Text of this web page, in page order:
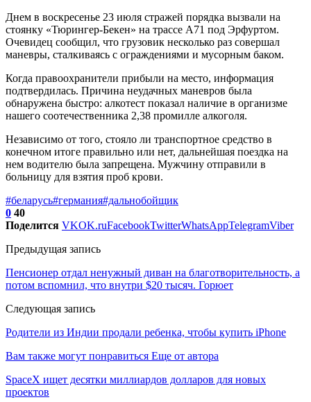
Днем в воскресенье 23 июля стражей порядка вызвали на
стоянку «Тюрингер-Бекен» на трассе А71 под Эрфуртом.
Очевидец сообщил, что грузовик несколько раз совершал
маневры, сталкиваясь с ограждениями и мусорным баком.
Когда правоохранители прибыли на место, информация
подтвердилась. Причина неудачных маневров была
обнаружена быстро: алкотест показал наличие в организме
нашего соотечественника 2,38 промилле алкоголя.
Независимо от того, стояло ли транспортное средство в
конечном итоге правильно или нет, дальнейшая поездка на
нем водителю была запрещена. Мужчину отправили в
больницу для взятия проб крови.
#беларусь#германия#дальнобойщик
0 40
Поделится VKOK.ruFacebookTwitterWhatsAppTelegramViber
Предыдущая запись
Пенсионер отдал ненужный диван на благотворительность, а
потом вспомнил, что внутри $20 тысяч. Горюет
Следующая запись
Родители из Индии продали ребенка, чтобы купить iPhone
Вам также могут понравиться Еще от автора
SpaceX ищет десятки миллиардов долларов для новых
проектов